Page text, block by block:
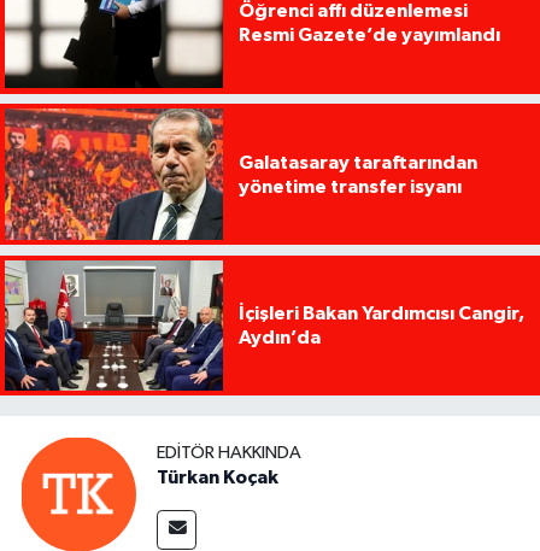
Öğrenci affı düzenlemesi
Resmi Gazete’de yayımlandı
Galatasaray taraftarından
yönetime transfer isyanı
İçişleri Bakan Yardımcısı Cangir,
Aydın’da
EDITÖR HAKKINDA
Türkan Koçak